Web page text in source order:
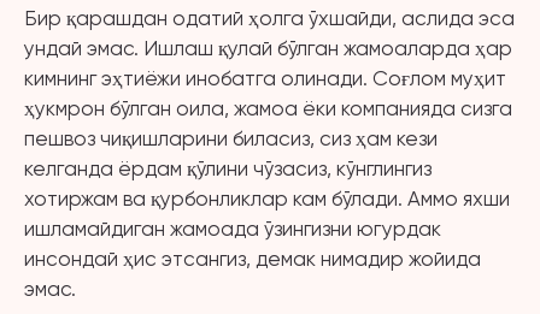
Бир қарашдан одатий ҳолга ўхшайди, аслида эса
ундай эмас. Ишлаш қулай бўлган жамоаларда ҳар
кимнинг эҳтиёжи инобатга олинади. Соғлом муҳит
ҳукмрон бўлган оила, жамоа ёки компанияда сизга
пешвоз чиқишларини биласиз, сиз ҳам кези
келганда ёрдам қўлини чўзасиз, кўнглингиз
хотиржам ва қурбонликлар кам бўлади. Аммо яхши
ишламайдиган жамоада ўзингизни югурдак
инсондай ҳис этсангиз, демак нимадир жойида
эмас.